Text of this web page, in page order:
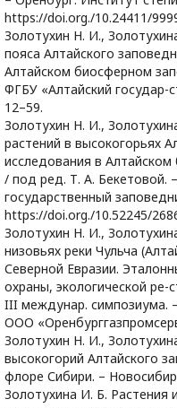
https://doi.org./10.24411/
Золотухин Н. И.,
пояса Алтайского
Алтайском биосферном
ФГБУ «Алтайский государ-
12–59.
Золотухин Н. И.,
растений в высокогорьях
исследования в
/ под ред. Т. А. Бекетовой.
государственный
https://doi.org./10.52245/
Золотухин Н. И.,
низовьях реки Чульча
Северной Евразии.
охраны, экологической ре-
III междунар. симпозиума.
ООО
Золотухин Н. И.,
высокогорий Алтайского
флоре Сибири. –
Золотухина И. Б. Растения